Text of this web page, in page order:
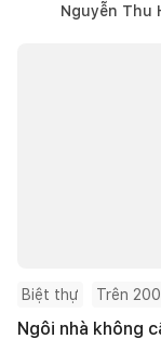
Nguyễn Thu
Biệt thự Trên
Ngôi nhà không